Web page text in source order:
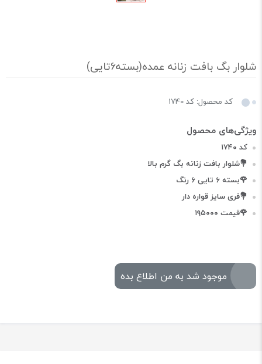
شلوار بگ بافت زنانه عمده(بسته6تایی)
کد محصول: کد 1740
کد ۱۷۴۰
💐شلوار بافت زنانه بگ گرم بالا
🌹بسته ۶ تایی ۶ رنگ
💐فری سایز قواره دار
🌹قیمت ۱۹۵۰۰۰
موجود شد به من اطلاع بده